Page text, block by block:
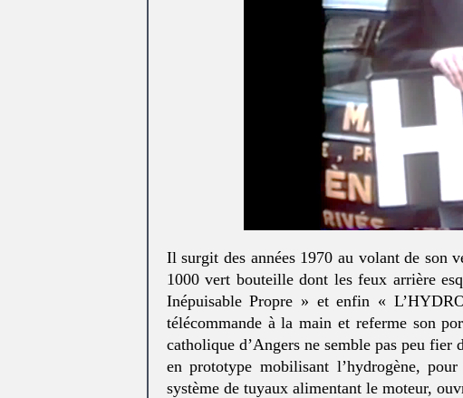
Il surgit des années 1970 au volant de son
1000 vert bouteille dont les feux arrière
Inépuisable Propre » et enfin «
télécommande à la main et referme son
catholique d’Angers ne semble pas peu fier
en prototype mobilisant l’hydrogène,
système de tuyaux alimentant le moteur,